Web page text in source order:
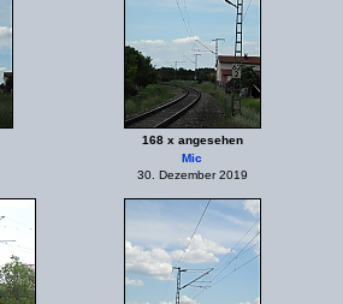
168 x angesehen
Mic
30. Dezember 2019